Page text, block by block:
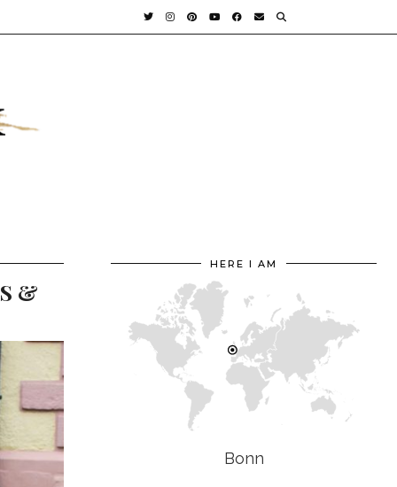
&
HERE I AM
Bonn